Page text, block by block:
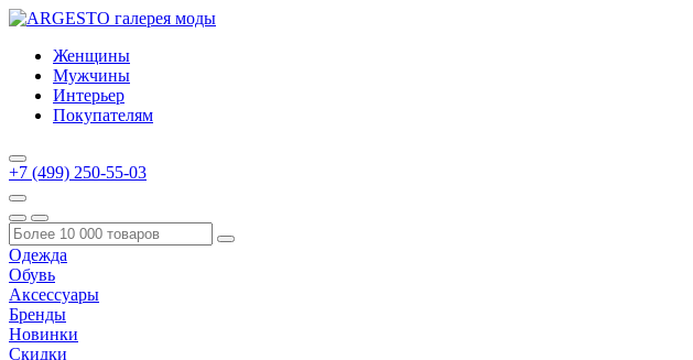
Женщины
Мужчины
Интерьер
Покупателям
+7 (499) 250-55-03
Одежда
Обувь
Аксессуары
Бренды
Новинки
Скидки